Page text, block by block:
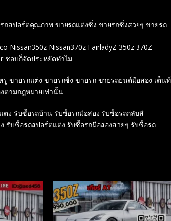
สปอร์ตคุณภาพ ขายรถแต่งซิ่ง ขายรถซิ่งสวยๆ ขายรถ
Nissan350z Nissan370z FairladyZ 350z 370Z
ชอบก็จัดประหยัดทำไม
ขายรถแต่ง ขายรถซิ่ง ขายรถ ขายรถยนต์มือสอง เต็นท์
ตามกฎหมายเท่านั้น
ง รับซื้อรถบ้าน รับซื้อรถมือสอง รับซื้อรถกลับสี
รับซื้อรถสปอร์ตแต่ง รับซื้อรถมือสองสวยๆ รับซื้อรถ